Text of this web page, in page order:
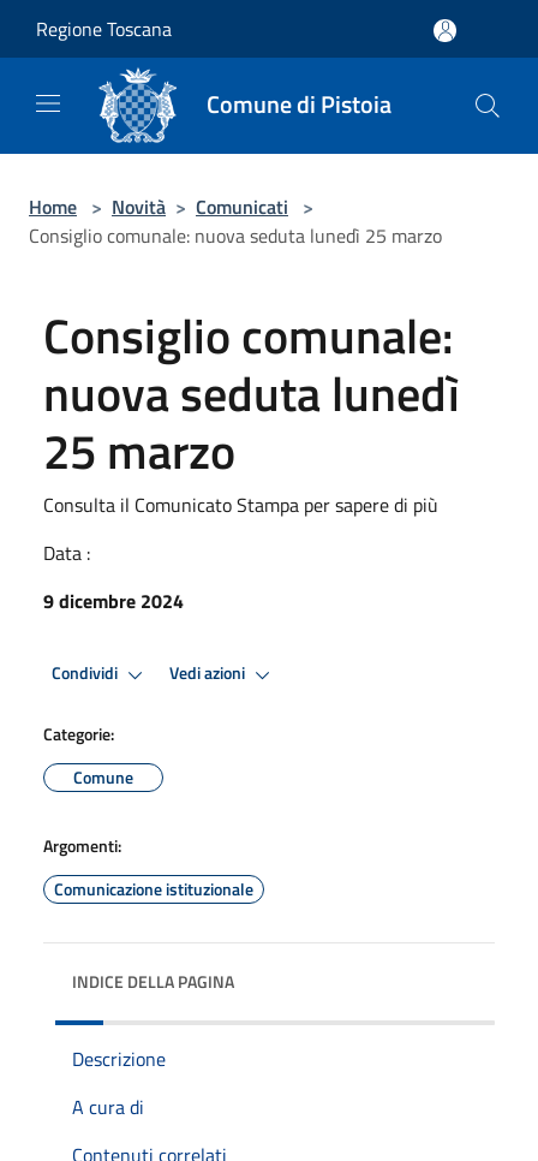
Regione Toscana
Comune di Pistoia
Home > Novità > Comunicati >
Consiglio comunale: nuova seduta lunedì 25 marzo
Consiglio comunale:
nuova seduta lunedì
25 marzo
Consulta il Comunicato Stampa per sapere di più
Data :
9 dicembre 2024
Condividi Vedi azioni
Categorie:
Comune
Argomenti:
Comunicazione istituzionale
INDICE DELLA PAGINA
Descrizione
A cura di
Contenuti correlati